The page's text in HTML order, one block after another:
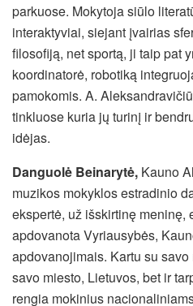
parkuose. Mokytoja siūlo
interaktyviai, siejant įvairias
filosofiją, net sportą, ji taip pat
koordinatorė, robotiką
pamokomis. A.
tinkluose kuria jų turinį ir
idėjas.
Danguolė Beinarytė, Kauno
muzikos mokyklos estradinio
ekspertė, už išskirtinę
apdovanota Vyriausybės,
apdovanojimais. Kartu su
savo miesto, Lietuvos, bet ir
rengia mokinius